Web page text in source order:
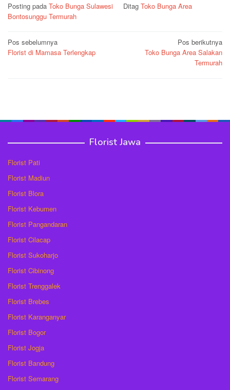
Posting pada Toko Bunga Sulawesi Ditag Toko Bunga Area
Bontosunggu Termurah
Navigasi
pos
Pos sebelumnya
Florist di Mamasa Terlengkap
Pos berikutnya
Toko Bunga Area Salakan
Termurah
Florist Jawa
Florist Pati
Florist Madiun
Florist Blora
Florist Kebumen
Florist Pangandaran
Florist Cilacap
Florist Sukoharjo
Florist Cibinong
Florist Trenggalek
Florist Brebes
Florist Karanganyar
Florist Bogor
Florist Jogja
Florist Bandung
Florist Semarang